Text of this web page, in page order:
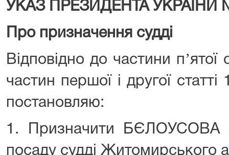
УКАЗ ПРЕЗИДЕНТА УКРАЇНИ
Про призначення судді
Відповідно до частини пʼятої
частин першої і другої статті
постановляю:
1. Призначити БЄЛОУСОВА
посаду судді Житомирського